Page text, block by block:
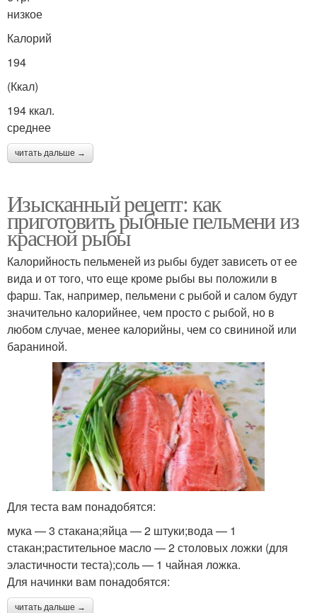
низкое
Калорий
194
(Ккал)
194 ккал.
среднее
читать дальше →
Изысканный рецепт: как
приготовить рыбные пельмени из
красной рыбы
Калорийность пельменей из рыбы будет зависеть от ее
вида и от того, что еще кроме рыбы вы положили в
фарш. Так, например, пельмени с рыбой и салом будут
значительно калорийнее, чем просто с рыбой, но в
любом случае, менее калорийны, чем со свининой или
бараниной.
Для теста вам понадобятся:
мука — 3 стакана;яйца — 2 штуки;вода — 1
стакан;растительное масло — 2 столовых ложки (для
эластичности теста);соль — 1 чайная ложка.
Для начинки вам понадобятся:
читать дальше →